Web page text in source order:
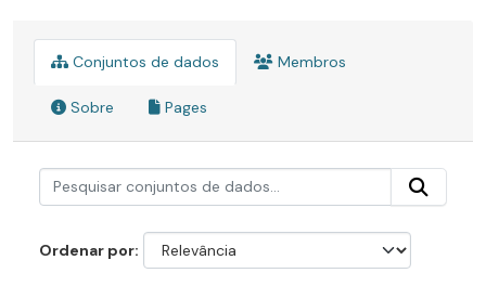
Conjuntos de dados Membros
Sobre Pages
Ordenar por